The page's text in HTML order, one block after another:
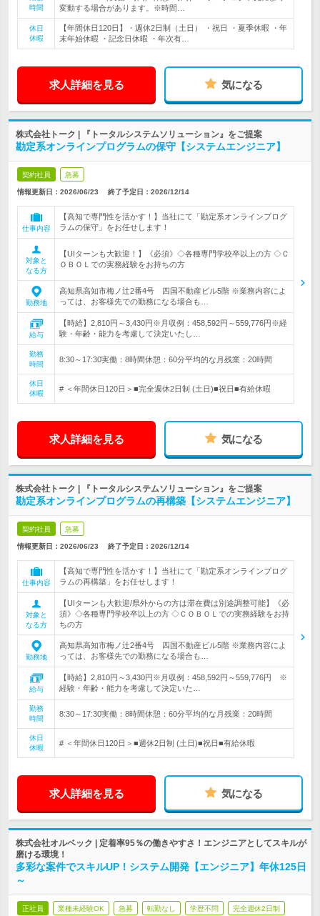
時間
変動する場合があります。※時間…
休日
休暇
【年間休日120日】・週休2日制（土日） ・祝日 ・夏季休暇 ・年
末年始休暇 ・記念日休暇 ・年次有…
求人詳細を見る 気になる
株式会社トーク | 『トータルシステムソリューション』をご提案
勘定系オンラインプログラムの保守【システムエンジニア】
契約社員 急募
情報更新日：2026/06/23 終了予定日： 2026/12/14
仕事内容
【高知で専門性を活かす！】当社にて「勘定系オンラインプログ
ラムの保守」をお任せします！
対象と
なる方
【UIターンも大歓迎！】《必須》◇各種専門学校卒以上の方 ◇Ｃ
ＯＢＯＬでの実務経験をお持ちの方
勤務地
高知県高知市梅ノ辻2番4号 四国不動産ビル5階 ※業務内容によ
っては、お客様先での勤務になる場合も…
給与
【時給】2,810円～3,430円※月収例：458,592円～559,776円※経
験・年齢・能力を考慮して決定いたし…
勤務
時間
8:30～17:30実働：8時間休憩：60分平均的な月残業：20時間
休日
休暇
# ＜年間休日120日＞■完全週休2日制 (土日)■祝日■有給休暇
求人詳細を見る 気になる
株式会社トーク | 『トータルシステムソリューション』をご提案
勘定系オンラインプログラムの再構築【システムエンジニア】
契約社員 急募
情報更新日：2026/06/23 終了予定日： 2026/12/14
仕事内容
【高知で専門性を活かす！】当社にて「勘定系オンラインプログ
ラムの再構築」をお任せします！
対象と
なる方
【UIターンも大歓迎/県外からの方は滞在費は別途調整可能】《必
須》◇各種専門学校卒以上の方 ◇ＣＯＢＯＬでの実務経験をお持
ちの方
勤務地
高知県高知市梅ノ辻2番4号 四国不動産ビル5階 ※業務内容によ
っては、お客様先での勤務になる場合も…
給与
【時給】2,810円～3,430円※月収例：458,592円～559,776円 ※
経験・年齢・能力を考慮して決定いた…
勤務
時間
8:30～17:30実働：8時間休憩：60分平均的な月残業：20時間
休日
休暇
# ＜年間休日120日＞■週休2日制 (土日)■祝日■有給休暇
求人詳細を見る 気になる
株式会社オルベック | 定着率95％の働きやすさ！エンジニアとしてスキルが
磨ける環境！
多彩な案件でスキルUP！システム開発【エンジニア】年休125日
～
正社員 業種未経験OK 急募 転勤なし 学歴不問 完全週休2日制